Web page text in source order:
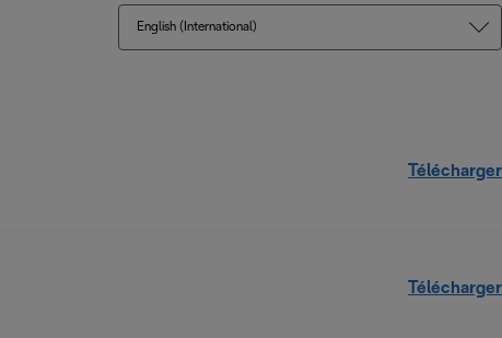
English (International)
Télécharger
Télécharger